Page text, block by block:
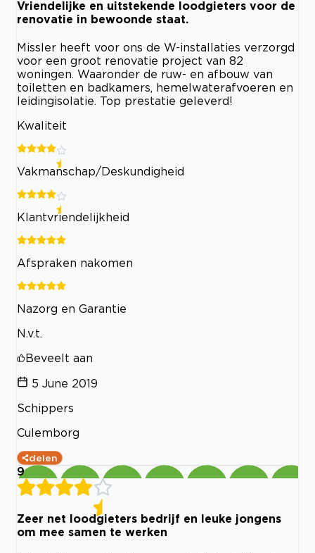
Vriendelijke en uitstekende loodgieters voor de
renovatie in bewoonde staat.
Missler heeft voor ons de W-installaties verzorgd
voor een groot renovatie project van 82
woningen. Waaronder de ruw- en afbouw van
toiletten en badkamers, hemelwaterafvoeren en
leidingisolatie. Top prestatie geleverd!
Kwaliteit
Vakmanschap/Deskundigheid
Klantvriendelijkheid
Afspraken nakomen
Nazorg en Garantie
N.v.t.
Beveelt aan
5 June 2019
Schippers
Culemborg
delen
9
Zeer net loodgieters bedrijf en leuke jongens
om mee samen te werken